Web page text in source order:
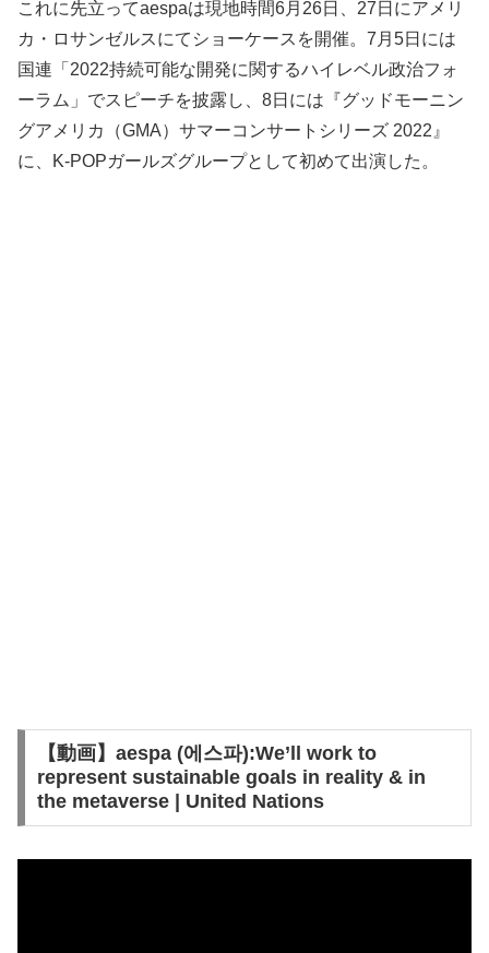
これに先立ってaespaは現地時間6月26日、27日にアメリ
カ・ロサンゼルスにてショーケースを開催。7月5日には
国連「2022持続可能な開発に関するハイレベル政治フォ
ーラム」でスピーチを披露し、8日には『グッドモーニン
グアメリカ（GMA）サマーコンサートシリーズ 2022』
に、K-POPガールズグループとして初めて出演した。
【動画】aespa (에스파):We’ll work to
represent sustainable goals in reality & in
the metaverse | United Nations